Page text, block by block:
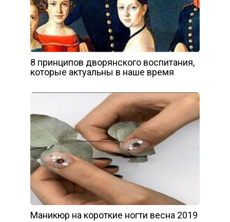
8 принципов дворянского воспитания,
которые актуальны в наше время
Маникюр на короткие ногти весна 2019